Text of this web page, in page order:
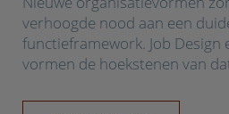
verhoogde nood aan een
functieframework. Job Design
vormen de hoekstenen van